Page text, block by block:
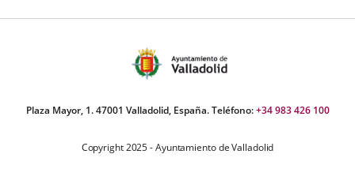
Plaza Mayor, 1. 47001 Valladolid, España. Teléfono:+34 983 426 100
Copyright 2025 - Ayuntamiento de Valladolid